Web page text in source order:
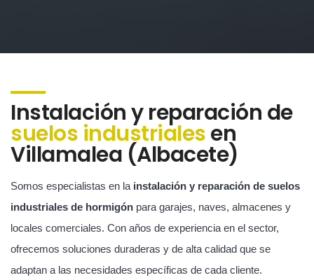
Instalación y reparación de
suelos industrialesen
Villamalea (Albacete)
Somos especialistas en la instalación y reparación de suelos
industriales de hormigón para garajes, naves, almacenes y
locales comerciales. Con años de experiencia en el sector,
ofrecemos soluciones duraderas y de alta calidad que se
adaptan a las necesidades específicas de cada cliente.